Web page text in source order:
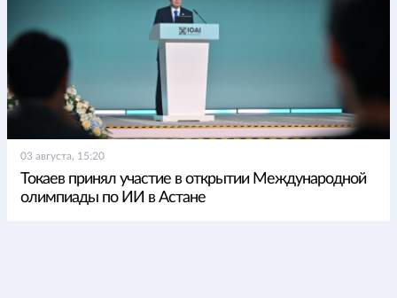
03 августа, 15:20
Токаев принял участие в открытии Международной
олимпиады по ИИ в Астане